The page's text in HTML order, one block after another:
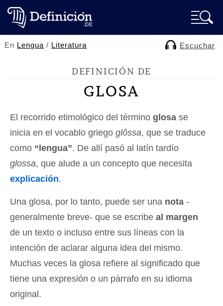
En Lengua / Literatura Escuchar
DEFINICIÓN DE
GLOSA
El recorrido etimológico del término glosa se
inicia en el vocablo griego glôssa, que se traduce
como “lengua”. De allí pasó al latín tardío
glossa, que alude a un concepto que necesita
explicación.
Una glosa, por lo tanto, puede ser una nota -
generalmente breve- que se escribe al margen
de un texto o incluso entre sus líneas con la
intención de aclarar alguna idea del mismo.
Muchas veces la glosa refiere al significado que
tiene una expresión o un párrafo en su idioma
original.